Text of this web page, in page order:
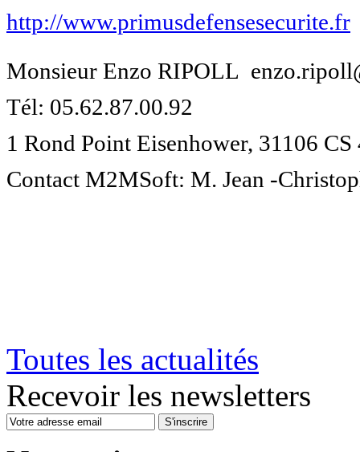
http://www.primusdefensesecurite.fr
Monsieur Enzo RIPOLL
Tél: 05.62.87.00.92
1 Rond Point Eisenhower, 31106
Contact M2MSoft: M. Jean -
Toutes les actualités
Recevoir les newsletters
S'inscrire